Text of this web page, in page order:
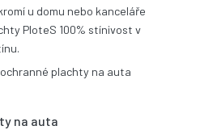
u domu nebo kanceláře
PloteS 100% stínivost v
na auta